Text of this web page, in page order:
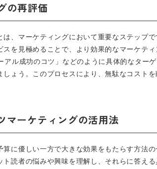
の再評価
は、マーケティングにおいて重要なステップ
を見極めることで、より効果的なマーケテ
アル成功のコツ」などのように具体的なター
しょう。このプロセスにより、無駄なコスト
マーケティングの活用法
算に優しい一方で大きな効果をもたらす方法
ト読者の悩みや興味を理解し、それらに答え